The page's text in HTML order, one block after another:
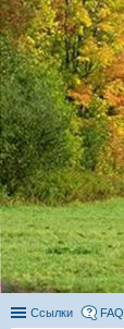
Ссылки FAQ